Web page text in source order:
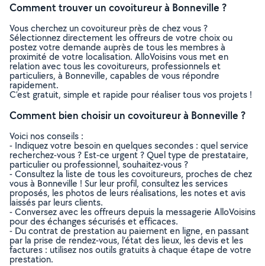
Comment trouver un covoitureur à Bonneville ?
Vous cherchez un covoitureur près de chez vous ?
Sélectionnez directement les offreurs de votre choix ou
postez votre demande auprès de tous les membres à
proximité de votre localisation. AlloVoisins vous met en
relation avec tous les covoitureurs, professionnels et
particuliers, à Bonneville, capables de vous répondre
rapidement.
C’est gratuit, simple et rapide pour réaliser tous vos projets !
Comment bien choisir un covoitureur à Bonneville ?
Voici nos conseils :
- Indiquez votre besoin en quelques secondes : quel service
recherchez-vous ? Est-ce urgent ? Quel type de prestataire,
particulier ou professionnel, souhaitez-vous ?
- Consultez la liste de tous les covoitureurs, proches de chez
vous à Bonneville ! Sur leur profil, consultez les services
proposés, les photos de leurs réalisations, les notes et avis
laissés par leurs clients.
- Conversez avec les offreurs depuis la messagerie AlloVoisins
pour des échanges sécurisés et efficaces.
- Du contrat de prestation au paiement en ligne, en passant
par la prise de rendez-vous, l’état des lieux, les devis et les
factures : utilisez nos outils gratuits à chaque étape de votre
prestation.